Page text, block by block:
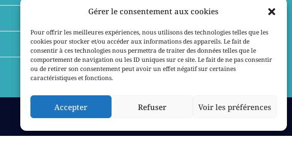
Gérer le consentement aux cookies
Pour offrir les meilleures expériences, nous utilisons des technologies telles que les
cookies pour stocker et/ou accéder aux informations des appareils. Le fait de
consentir à ces technologies nous permettra de traiter des données telles que le
comportement de navigation ou les ID uniques sur ce site. Le fait de ne pas consentir
ou de retirer son consentement peut avoir un effet négatif sur certaines
caractéristiques et fonctions.
Accepter Refuser Voir les préférences